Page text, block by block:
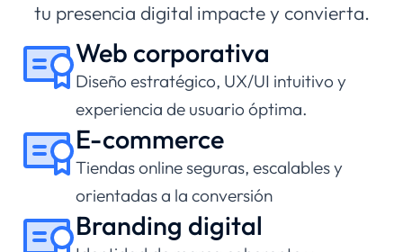
tu presencia digital impacte y convierta.
Web corporativa
Diseño estratégico, UX/UI intuitivo y
experiencia de usuario óptima.
E-commerce
Tiendas online seguras, escalables y
orientadas a la conversión
Branding digital